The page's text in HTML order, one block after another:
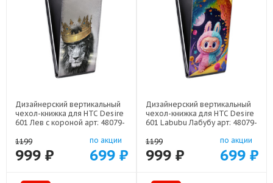
Дизайнерский вертикальный
чехол-книжка для HTC Desire
601 Лев с короной арт: 48079-
1199
999 ₽
по акции
699 ₽
Дизайнерский вертикальный
чехол-книжка для HTC Desire
601 Labubu Лабубу арт: 48079-
1199
999 ₽
по акции
699 ₽